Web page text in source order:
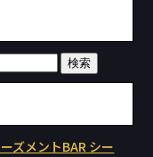
ズメントBAR シー